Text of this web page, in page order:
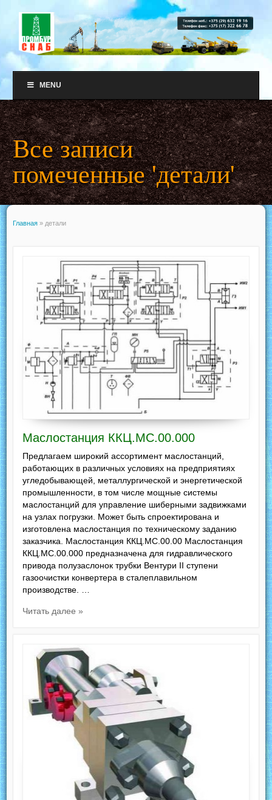
MENU
Все записи
помеченные 'детали'
Главная » детали
Маслостанция ККЦ.МС.00.000
Предлагаем широкий ассортимент маслостанций,
работающих в различных условиях на предприятиях
угледобывающей, металлургической и энергетической
промышленности, в том числе мощные системы
маслостанций для управление шиберными задвижками
на узлах погрузки. Может быть спроектирована и
изготовлена маслостанция по техническому заданию
заказчика. Маслостанция ККЦ.МС.00.00 Маслостанция
ККЦ.МС.00.000 предназначена для гидравлического
привода полузаслонок трубки Вентури II ступени
газоочистки конвертера в сталеплавильном
производстве. …
Читать далее »